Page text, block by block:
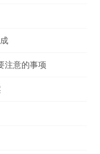
注意的事项